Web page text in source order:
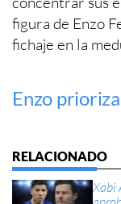
figura de Enzo
fichaje en la
Enzo
Xabi